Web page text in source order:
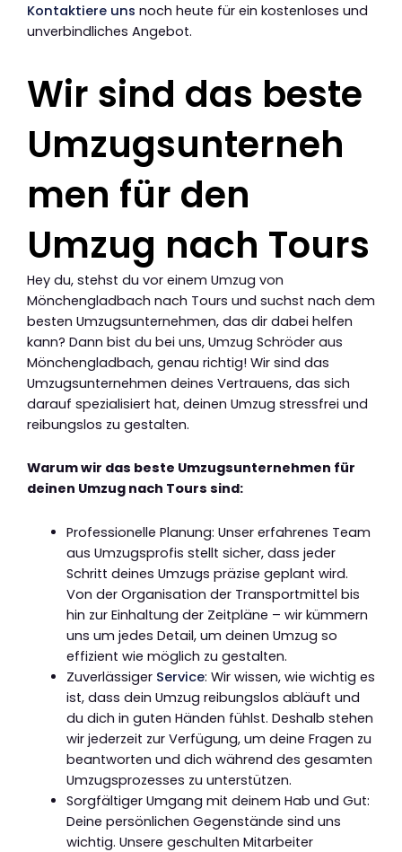
Kontaktiere uns noch heute für ein kostenloses und
unverbindliches Angebot.
Wir sind das beste
Umzugsunterneh
men für den
Umzug nach Tours
Hey du, stehst du vor einem Umzug von
Mönchengladbach nach Tours und suchst nach dem
besten Umzugsunternehmen, das dir dabei helfen
kann? Dann bist du bei uns, Umzug Schröder aus
Mönchengladbach, genau richtig! Wir sind das
Umzugsunternehmen deines Vertrauens, das sich
darauf spezialisiert hat, deinen Umzug stressfrei und
reibungslos zu gestalten.
Warum wir das beste Umzugsunternehmen für
deinen Umzug nach Tours sind:
Professionelle Planung: Unser erfahrenes Team
aus Umzugsprofis stellt sicher, dass jeder
Schritt deines Umzugs präzise geplant wird.
Von der Organisation der Transportmittel bis
hin zur Einhaltung der Zeitpläne – wir kümmern
uns um jedes Detail, um deinen Umzug so
effizient wie möglich zu gestalten.
Zuverlässiger Service: Wir wissen, wie wichtig es
ist, dass dein Umzug reibungslos abläuft und
du dich in guten Händen fühlst. Deshalb stehen
wir jederzeit zur Verfügung, um deine Fragen zu
beantworten und dich während des gesamten
Umzugsprozesses zu unterstützen.
Sorgfältiger Umgang mit deinem Hab und Gut:
Deine persönlichen Gegenstände sind uns
wichtig. Unsere geschulten Mitarbeiter